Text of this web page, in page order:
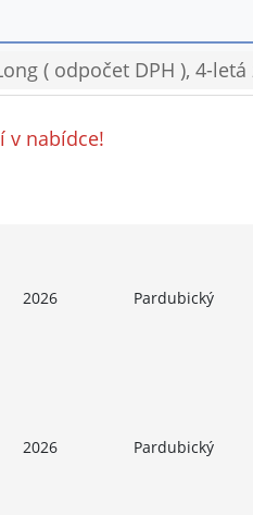
( odpočet DPH ), 4-letá
v nabídce!
2026 Pardubický
2026 Pardubický